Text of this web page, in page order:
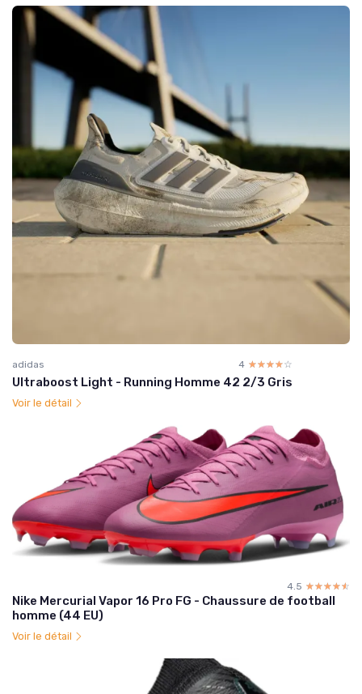
adidas 4 ☆☆☆☆☆
★★★★★
Ultraboost Light - Running Homme 42 2/3 Gris
Voir le détail
4.5 ☆☆☆☆☆
★★★★★
Nike Mercurial Vapor 16 Pro FG - Chaussure de football
homme (44 EU)
Voir le détail